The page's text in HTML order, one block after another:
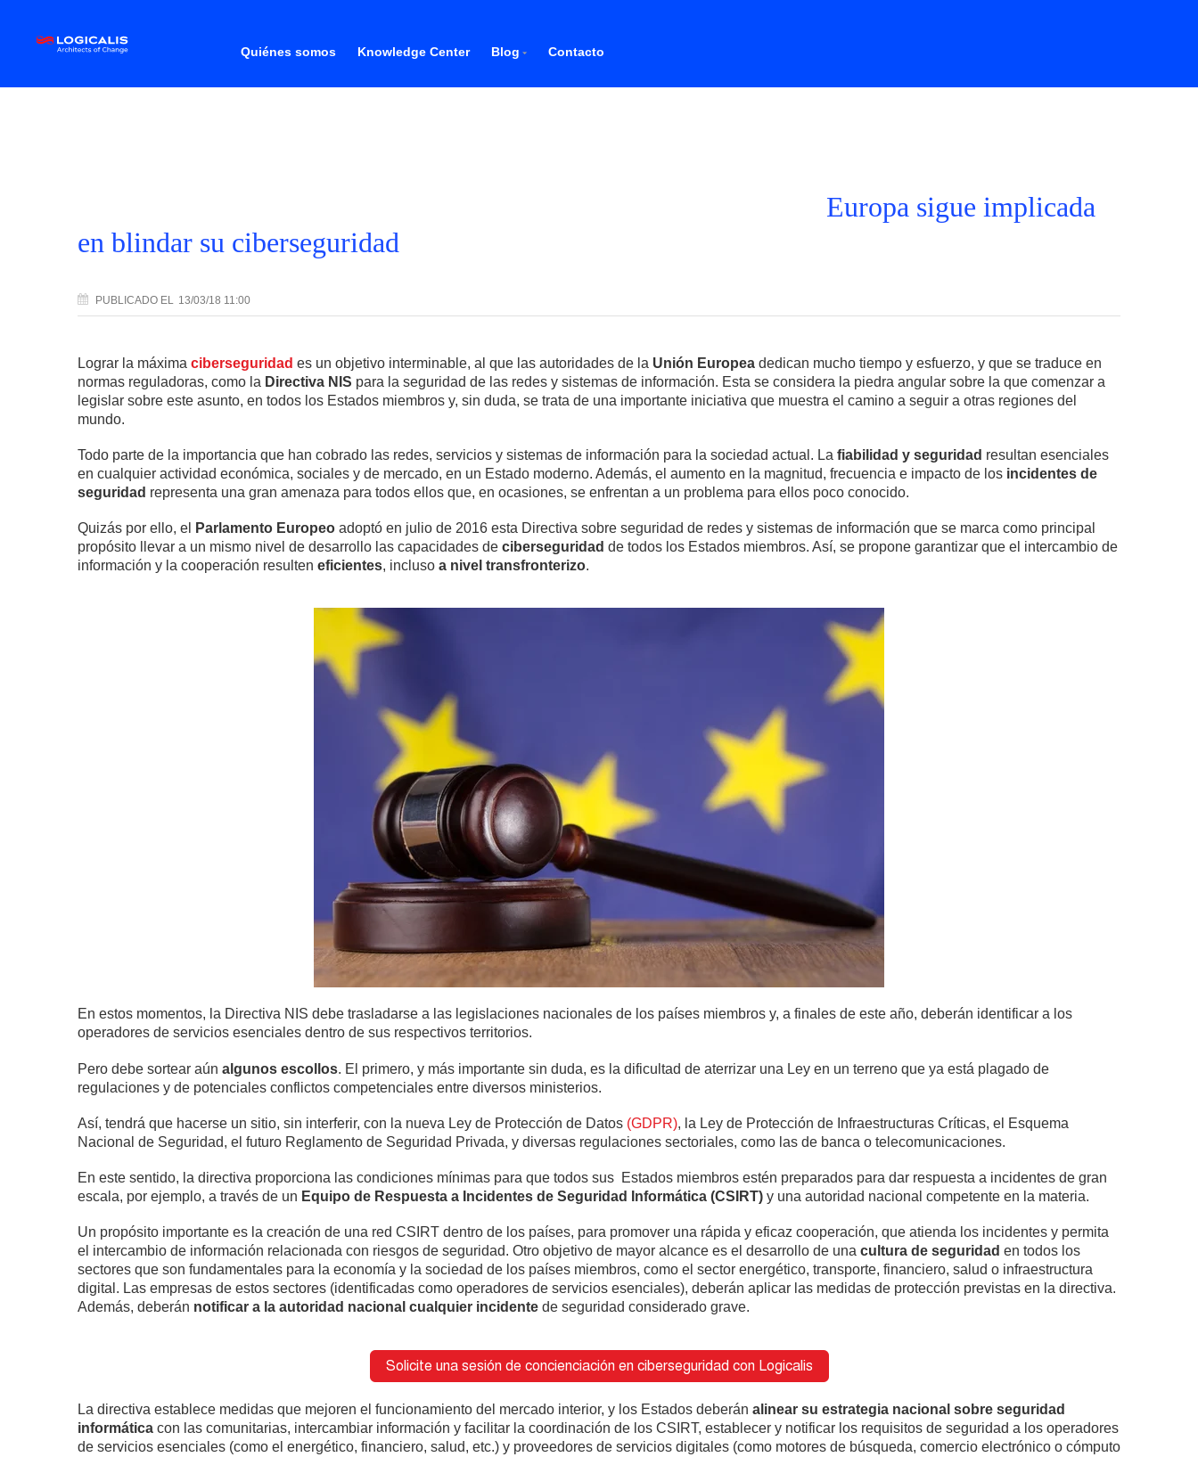
Quiénes somos Knowledge Center Blog Contacto
Europa sigue implicada
en blindar su ciberseguridad
PUBLICADO EL 13/03/18 11:00
Lograr la máxima ciberseguridad es un objetivo interminable, al que las autoridades de la Unión Europea dedican mucho tiempo y esfuerzo, y que se traduce en
normas reguladoras, como la Directiva NIS para la seguridad de las redes y sistemas de información. Esta se considera la piedra angular sobre la que comenzar a
legislar sobre este asunto, en todos los Estados miembros y, sin duda, se trata de una importante iniciativa que muestra el camino a seguir a otras regiones del
mundo.
Todo parte de la importancia que han cobrado las redes, servicios y sistemas de información para la sociedad actual. La fiabilidad y seguridad resultan esenciales
en cualquier actividad económica, sociales y de mercado, en un Estado moderno. Además, el aumento en la magnitud, frecuencia e impacto de los incidentes de
seguridad representa una gran amenaza para todos ellos que, en ocasiones, se enfrentan a un problema para ellos poco conocido.
Quizás por ello, el Parlamento Europeo adoptó en julio de 2016 esta Directiva sobre seguridad de redes y sistemas de información que se marca como principal
propósito llevar a un mismo nivel de desarrollo las capacidades de ciberseguridad de todos los Estados miembros. Así, se propone garantizar que el intercambio de
información y la cooperación resulten eficientes, incluso a nivel transfronterizo.
En estos momentos, la Directiva NIS debe trasladarse a las legislaciones nacionales de los países miembros y, a finales de este año, deberán identificar a los
operadores de servicios esenciales dentro de sus respectivos territorios.
Pero debe sortear aún algunos escollos. El primero, y más importante sin duda, es la dificultad de aterrizar una Ley en un terreno que ya está plagado de
regulaciones y de potenciales conflictos competenciales entre diversos ministerios.
Así, tendrá que hacerse un sitio, sin interferir, con la nueva Ley de Protección de Datos (GDPR), la Ley de Protección de Infraestructuras Críticas, el Esquema
Nacional de Seguridad, el futuro Reglamento de Seguridad Privada, y diversas regulaciones sectoriales, como las de banca o telecomunicaciones.
En este sentido, la directiva proporciona las condiciones mínimas para que todos sus Estados miembros estén preparados para dar respuesta a incidentes de gran
escala, por ejemplo, a través de un Equipo de Respuesta a Incidentes de Seguridad Informática (CSIRT) y una autoridad nacional competente en la materia.
Un propósito importante es la creación de una red CSIRT dentro de los países, para promover una rápida y eficaz cooperación, que atienda los incidentes y permita
el intercambio de información relacionada con riesgos de seguridad. Otro objetivo de mayor alcance es el desarrollo de una cultura de seguridad en todos los
sectores que son fundamentales para la economía y la sociedad de los países miembros, como el sector energético, transporte, financiero, salud o infraestructura
digital. Las empresas de estos sectores (identificadas como operadores de servicios esenciales), deberán aplicar las medidas de protección previstas en la directiva.
Además, deberán notificar a la autoridad nacional cualquier incidente de seguridad considerado grave.
La directiva establece medidas que mejoren el funcionamiento del mercado interior, y los Estados deberán alinear su estrategia nacional sobre seguridad
informática con las comunitarias, intercambiar información y facilitar la coordinación de los CSIRT, establecer y notificar los requisitos de seguridad a los operadores
de servicios esenciales (como el energético, financiero, salud, etc.) y proveedores de servicios digitales (como motores de búsqueda, comercio electrónico o cómputo